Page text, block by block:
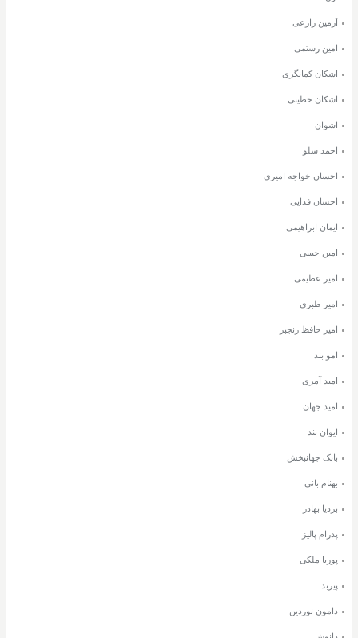
آرمین زارعی
امین رستمی
اشکان کمانگری
اشکان خطیبی
اشوان
احمد سلو
احسان خواجه امیری
احسان فدایی
ایمان ابراهیمی
امین حبیبی
امیر عظیمی
امیر طبری
امیر حافظ رنجبر
امو بند
امید آمری
امید جهان
ایوان بند
بابک جهانبخش
بهنام بانی
بردیا بهادر
پدرام پالیز
پوریا ملکی
پیربد
دامون نوردین